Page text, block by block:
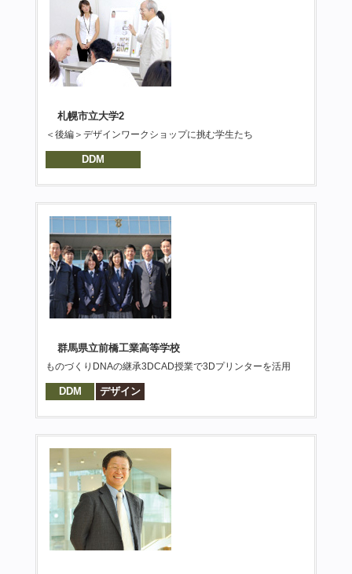
札幌市立大学2
＜後編＞デザインワークショップに挑む学生たち
DDM
群馬県立前橋工業高等学校
ものづくりDNAの継承3DCAD授業で3Dプリンターを活用
DDM デザイン